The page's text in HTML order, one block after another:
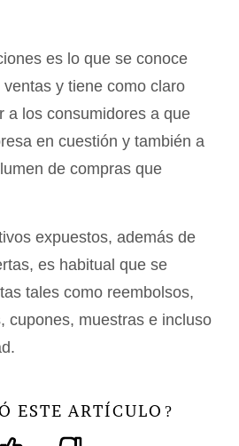
es lo que se conoce
y tiene como claro
a los consumidores a que
en cuestión y también a
de compras que
expuestos, además de
es habitual que se
tales como reembolsos,
cupones, muestras e incluso
ESTE ARTÍCULO ?